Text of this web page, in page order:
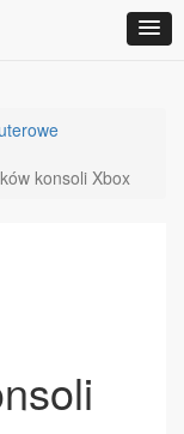
konsoli Xbox